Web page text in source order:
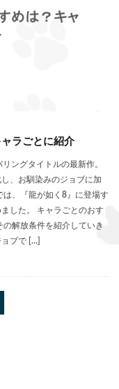
ラごとに紹介
ングタイトルの最新作。
、お馴染みのジョブに加
は、『龍が如く8』に登場す
した。 キャラごとのおす
解放条件を紹介していき
ブで […]